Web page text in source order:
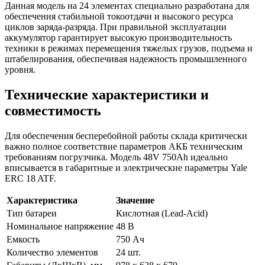
Данная модель на 24 элементах специально разработана для
обеспечения стабильной токоотдачи и высокого ресурса
циклов заряда-разряда. При правильной эксплуатации
аккумулятор гарантирует высокую производительность
техники в режимах перемещения тяжелых грузов, подъема и
штабелирования, обеспечивая надежность промышленного
уровня.
Технические характеристики и
совместимость
Для обеспечения бесперебойной работы склада критически
важно полное соответствие параметров АКБ техническим
требованиям погрузчика. Модель 48V 750Ah идеально
вписывается в габаритные и электрические параметры Yale
ERC 18 ATF.
Характеристика
Значение
Тип батареи
Кислотная (Lead-Acid)
Номинальное напряжение 48 В
Емкость
750 Ач
Количество элементов
24 шт.